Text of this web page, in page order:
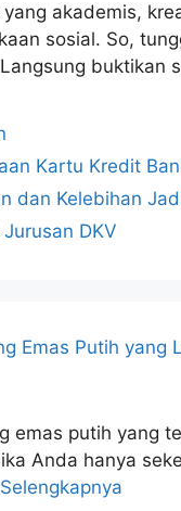
akademis,
sosial. So,
buktikan
Kartu Kredit
dan Kelebihan
DKV
Emas Putih yang
emas putih yang
Anda hanya